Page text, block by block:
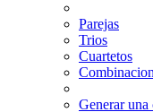
Parejas
Trios
Cuartetos
Generar